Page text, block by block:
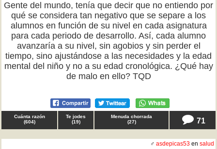
Gente del mundo, tenía que decir que no entiendo por
qué se considera tan negativo que se separe a los
alumnos en función de su nivel en cada asignatura
para cada periodo de desarrollo. Así, cada alumno
avanzaría a su nivel, sin agobios y sin perder el
tiempo, sino ajustándose a las necesidades y la edad
mental del niño y no a su edad cronológica. ¿Qué hay
de malo en ello? TQD
Cuánta razón
(604)
Te jodes
(19)
Menuda chorrada
(27) 71
♂ asdepicas53 en salud